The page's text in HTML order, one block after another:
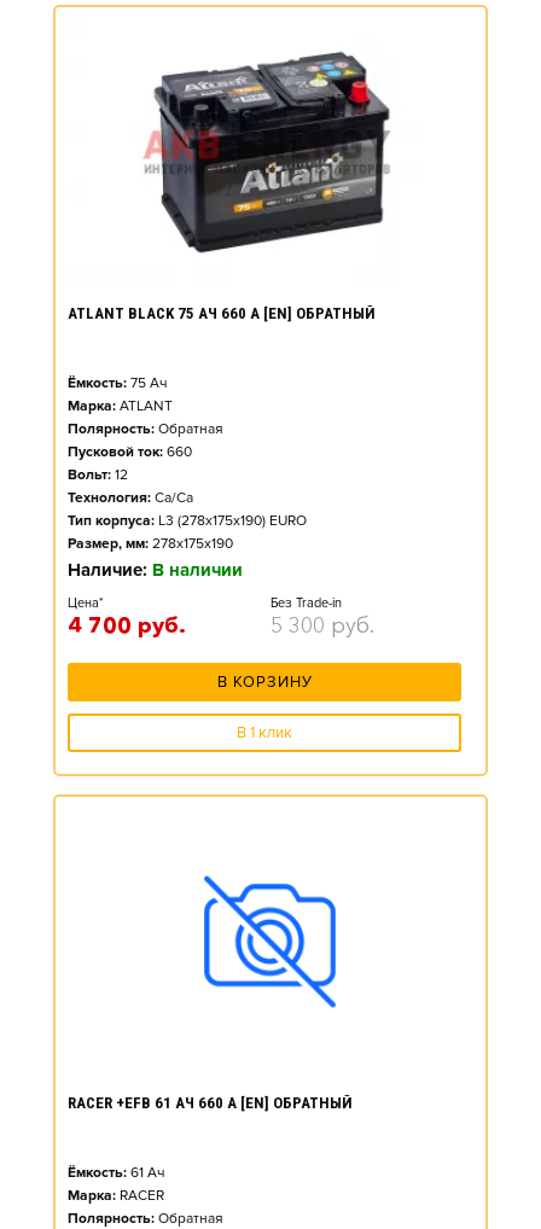
ATLANT BLACK 75 АЧ 660 А [EN] ОБРАТНЫЙ
Ёмкость: 75 Ач
Марка: ATLANT
Полярность: Обратная
Пусковой ток: 660
Вольт: 12
Технология: Ca/Ca
Тип корпуса: L3 (278x175x190) EURO
Размер, мм: 278x175x190
Наличие: В наличии
Цена*
4 700 руб.
Без Trade-in
5 300 руб.
В КОРЗИНУ
В 1 клик
RACER +EFB 61 АЧ 660 А [EN] ОБРАТНЫЙ
Ёмкость: 61 Ач
Марка: RACER
Полярность: Обратная